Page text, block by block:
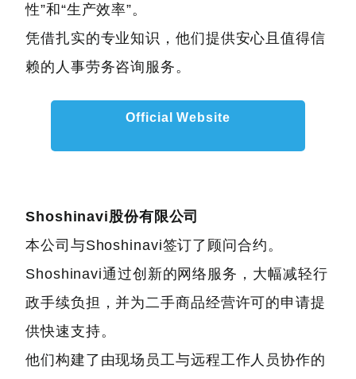
性”和“生产效率”。
凭借扎实的专业知识，他们提供安心且值得信
赖的人事劳务咨询服务。
Official Website
Shoshinavi股份有限公司
本公司与Shoshinavi签订了顾问合约。
Shoshinavi通过创新的网络服务，大幅减轻行
政手续负担，并为二手商品经营许可的申请提
供快速支持。
他们构建了由现场员工与远程工作人员协作的